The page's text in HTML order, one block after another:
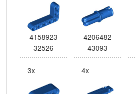
4158923
32526
4206482
43093
3x 4x